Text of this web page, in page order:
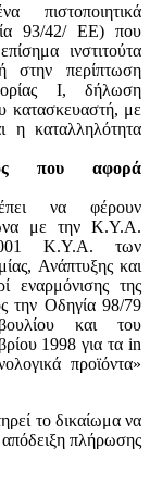
πιστοποιητικά
93/42/ ΕΕ) που
ινστιτούτα
στην περίπτωση
Ι, δήλωση
κατασκευαστή, με
η καταλληλότητα
που αφορά
να φέρουν
με την Κ.Υ.Α.
2001 Κ.Υ.Α. των
Ανάπτυξης και
εναρμόνισης της
την Οδηγία 98/79
και του
1998 για τα in
προϊόντα»
το δικαίωμα να
απόδειξη πλήρωσης